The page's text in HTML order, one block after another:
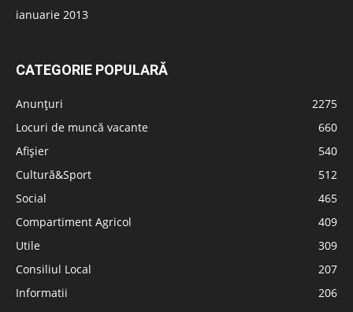
ianuarie 2013
CATEGORIE POPULARĂ
Anunțuri
2275
Locuri de muncă vacante
660
Afișier
540
Cultură&Sport
512
Social
465
Compartiment Agricol
409
Utile
309
Consiliul Local
207
Informatii
206